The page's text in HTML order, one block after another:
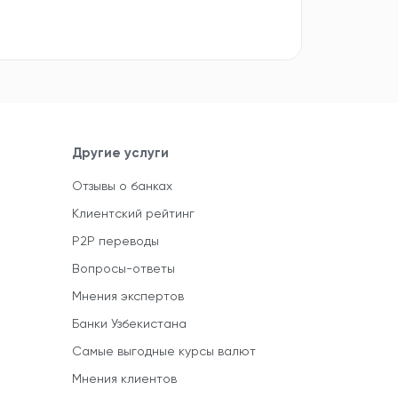
Другие услуги
Отзывы о банках
Клиентский рейтинг
P2P переводы
Вопросы-ответы
Мнения экспертов
Банки Узбекистана
Самые выгодные курсы валют
Мнения клиентов